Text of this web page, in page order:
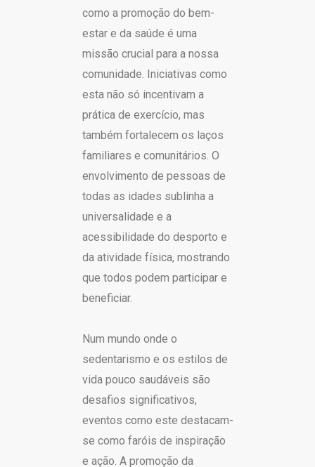
como a promoção do bem-
estar e da saúde é uma
missão crucial para a nossa
comunidade. Iniciativas como
esta não só incentivam a
prática de exercício, mas
também fortalecem os laços
familiares e comunitários. O
envolvimento de pessoas de
todas as idades sublinha a
universalidade e a
acessibilidade do desporto e
da atividade física, mostrando
que todos podem participar e
beneficiar.
Num mundo onde o
sedentarismo e os estilos de
vida pouco saudáveis são
desafios significativos,
eventos como este destacam-
se como faróis de inspiração
e ação. A promoção da